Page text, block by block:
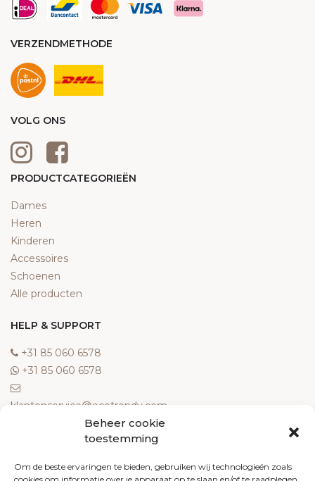
Beheer cookie
toestemming
Om de beste ervaringen te bieden, gebruiken wij technologieën zoals
VERZENDMETHODE
VOLG ONS
PRODUCTCATEGORIEËN
Dames
Heren
Kinderen
Accessoires
Schoenen
Alle producten
HELP & SUPPORT
‎+31 85 060 6578
‎+31 85 060 6578
klantenservice@ecotrendy.com
Meest gestelde vragen